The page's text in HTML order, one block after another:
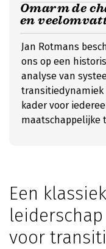
Omarm de
en
Jan Rotmans
ons op een
analyse van
transitiedynamiek
kader voor
maatschappelijke
Een
voor